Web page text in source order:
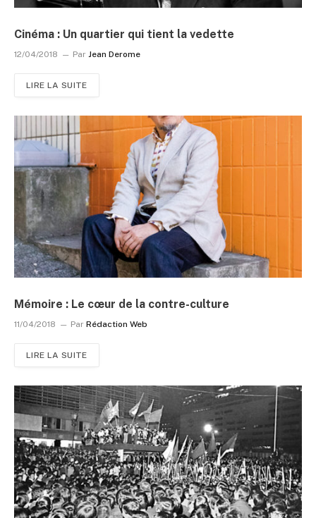
Cinéma : Un quartier qui tient la vedette
12/04/2018 Par Jean Derome
LIRE LA SUITE
Mémoire : Le cœur de la contre-culture
11/04/2018 Par Rédaction Web
LIRE LA SUITE